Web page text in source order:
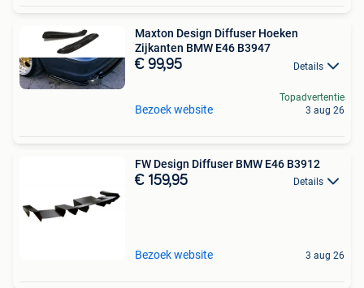
Maxton Design Diffuser Hoeken
Zijkanten BMW E46 B3947
€ 99,95 Details
Bezoek website
Topadvertentie
3 aug 26
FW Design Diffuser BMW E46 B3912
€ 159,95 Details
Bezoek website 3 aug 26